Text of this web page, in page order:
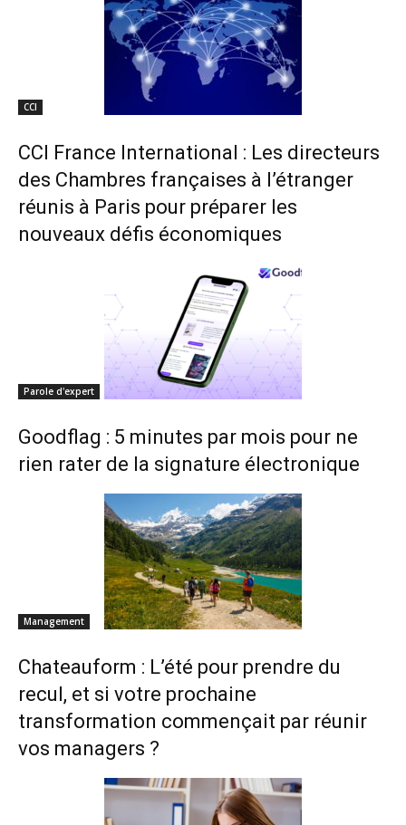
CCI
CCI France International : Les directeurs
des Chambres françaises à l’étranger
réunis à Paris pour préparer les
nouveaux défis économiques
Parole d'expert
Goodflag : 5 minutes par mois pour ne
rien rater de la signature électronique
Management
Chateauform : L’été pour prendre du
recul, et si votre prochaine
transformation commençait par réunir
vos managers ?